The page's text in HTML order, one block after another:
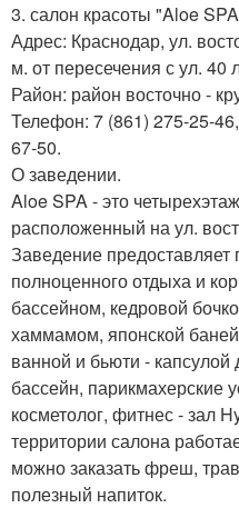
3. салон красоты "Aloe
Адрес: Краснодар, ул.
м. от пересечения с ул. 40
Район: район восточно -
Телефон: 7 (861) 275-25-
67-50.
О заведении.
Aloe SPA - это
расположенный на ул.
Заведение предоставляет
полноценного отдыха и
бассейном, кедровой
хаммамом, японской
ванной и бьюти -
бассейн, парикмахерские
косметолог, фитнес - зал
территории салона
можно заказать фреш,
полезный напиток.